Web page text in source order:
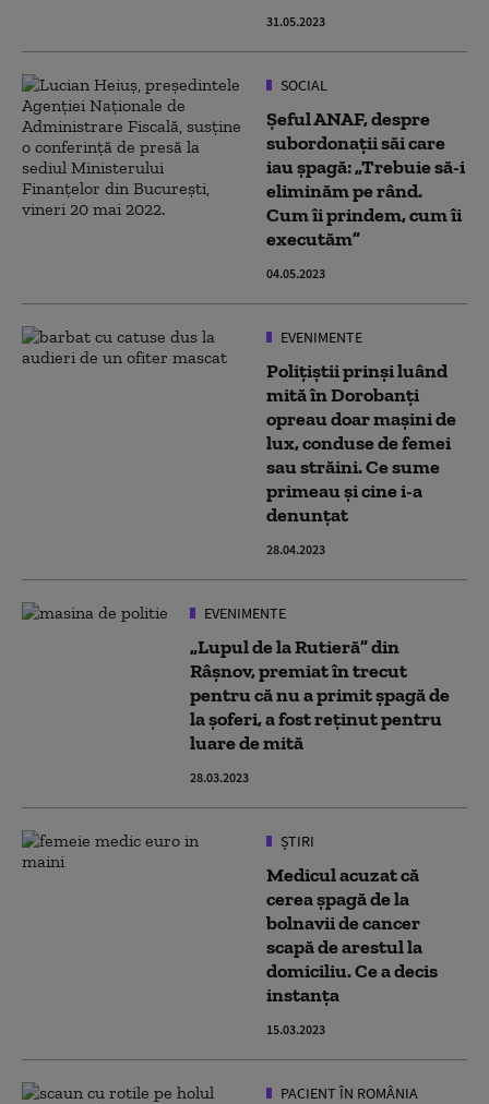
31.05.2023
SOCIAL
Șeful ANAF, despre
subordonații săi care
iau șpagă: „Trebuie să-i
eliminăm pe rând.
Cum îi prindem, cum îi
executăm”
04.05.2023
EVENIMENTE
Polițiștii prinși luând
mită în Dorobanți
opreau doar mașini de
lux, conduse de femei
sau străini. Ce sume
primeau și cine i-a
denunțat
28.04.2023
EVENIMENTE
„Lupul de la Rutieră” din
Râșnov, premiat în trecut
pentru că nu a primit șpagă de
la șoferi, a fost reținut pentru
luare de mită
28.03.2023
ȘTIRI
Medicul acuzat că
cerea șpagă de la
bolnavii de cancer
scapă de arestul la
domiciliu. Ce a decis
instanța
15.03.2023
PACIENT ÎN ROMÂNIA